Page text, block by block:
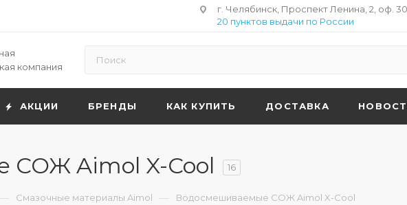
г. Челябинск, Проспект Ленина, 2, оф.
20 пунктов выдачи по России
компания
АКЦИИ БРЕНДЫ КАК КУПИТЬ ДОСТАВКА
СОЖ Aimol X-Cool 16
Смазочные материалы Aimol — Водосмешиваемые СОЖ Aimol X-Cool